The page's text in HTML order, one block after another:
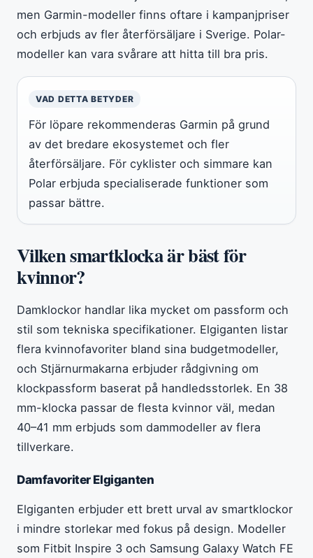
men Garmin-modeller finns oftare i kampanjpriser
och erbjuds av fler återförsäljare i Sverige. Polar-
modeller kan vara svårare att hitta till bra pris.
VAD DETTA BETYDER
För löpare rekommenderas Garmin på grund
av det bredare ekosystemet och fler
återförsäljare. För cyklister och simmare kan
Polar erbjuda specialiserade funktioner som
passar bättre.
Vilken smartklocka är bäst för
kvinnor?
Damklockor handlar lika mycket om passform och
stil som tekniska specifikationer. Elgiganten listar
flera kvinnofavoriter bland sina budgetmodeller,
och Stjärnurmakarna erbjuder rådgivning om
klockpassform baserat på handledsstorlek. En 38
mm-klocka passar de flesta kvinnor väl, medan
40–41 mm erbjuds som dammodeller av flera
tillverkare.
Damfavoriter Elgiganten
Elgiganten erbjuder ett brett urval av smartklockor
i mindre storlekar med fokus på design. Modeller
som Fitbit Inspire 3 och Samsung Galaxy Watch FE